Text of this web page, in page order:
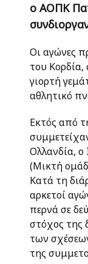
ο ΑΟΠΚ
Οι αγώνες
του
γιορτή
αθλητικό
Εκτός από
Ολλανδία, ο
(Μικτή
Κατά τη
αρκετοί
περνά σε
στόχος της
των
της